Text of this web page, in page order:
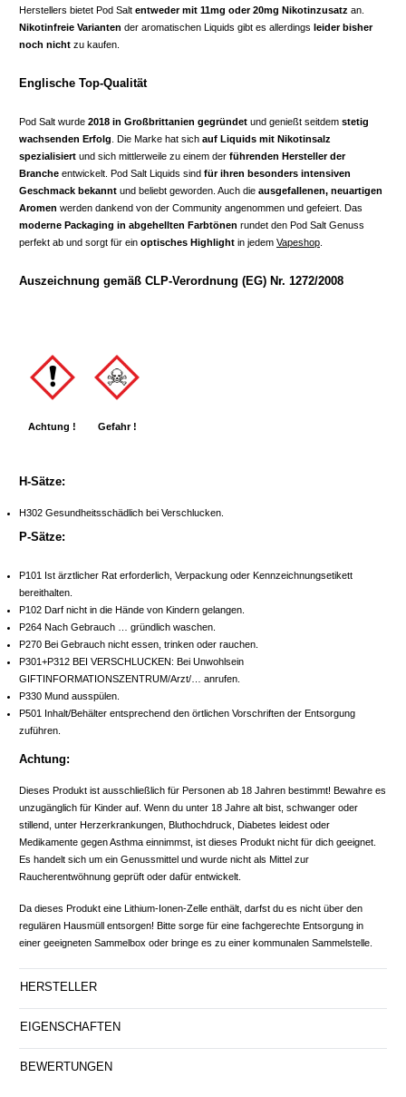
Herstellers bietet Pod Salt entweder mit 11mg oder 20mg Nikotinzusatz an.
Nikotinfreie Varianten der aromatischen Liquids gibt es allerdings leider bisher
noch nicht zu kaufen.
Englische Top-Qualität
Pod Salt wurde 2018 in Großbrittanien gegründet und genießt seitdem stetig
wachsenden Erfolg . Die Marke hat sich auf Liquids mit Nikotinsalz
spezialisiert und sich mittlerweile zu einem der führenden Hersteller der
Branche entwickelt. Pod Salt Liquids sind für ihren besonders intensiven
Geschmack bekannt und beliebt geworden. Auch die ausgefallenen, neuartigen
Aromen werden dankend von der Community angenommen und gefeiert. Das
moderne Packaging in abgehellten Farbtönen rundet den Pod Salt Genuss
perfekt ab und sorgt für ein optisches Highlight in jedem Vapeshop
Auszeichnung gemäß CLP-Verordnung (EG) Nr. 1272/2008
Achtung ! Gefahr !
H-Sätze:
H302 Gesundheitsschädlich bei Verschlucken.
P-Sätze:
P101 Ist ärztlicher Rat erforderlich, Verpackung oder Kennzeichnungsetikett
bereithalten.
P102 Darf nicht in die Hände von Kindern gelangen.
P264 Nach Gebrauch … gründlich waschen.
P270 Bei Gebrauch nicht essen, trinken oder rauchen.
P301+P312 BEI VERSCHLUCKEN: Bei Unwohlsein
GIFTINFORMATIONSZENTRUM/Arzt/… anrufen.
P330 Mund ausspülen.
P501 Inhalt/Behälter entsprechend den örtlichen Vorschriften der Entsorgung
zuführen.
Achtung:
Dieses Produkt ist ausschließlich für Personen ab 18 Jahren bestimmt! Bewahre es
unzugänglich für Kinder auf. Wenn du unter 18 Jahre alt bist, schwanger oder
stillend, unter Herzerkrankungen, Bluthochdruck, Diabetes leidest oder
Medikamente gegen Asthma einnimmst, ist dieses Produkt nicht für dich geeignet.
Es handelt sich um ein Genussmittel und wurde nicht als Mittel zur
Raucherentwöhnung geprüft oder dafür entwickelt.
Da dieses Produkt eine Lithium-Ionen-Zelle enthält, darfst du es nicht über den
regulären Hausmüll entsorgen! Bitte sorge für eine fachgerechte Entsorgung in
einer geeigneten Sammelbox oder bringe es zu einer kommunalen Sammelstelle.
HERSTELLER
EIGENSCHAFTEN
BEWERTUNGEN